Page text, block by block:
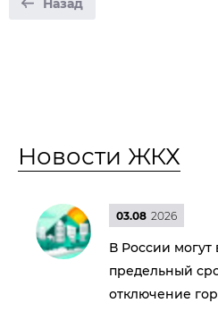
Назад
Новости ЖКХ
03.08 2026
В России могут
предельный
отключение